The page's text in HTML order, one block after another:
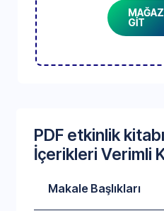
GİT
PDF etkinlik
İçerikleri Verimli
Makale Başlıkları